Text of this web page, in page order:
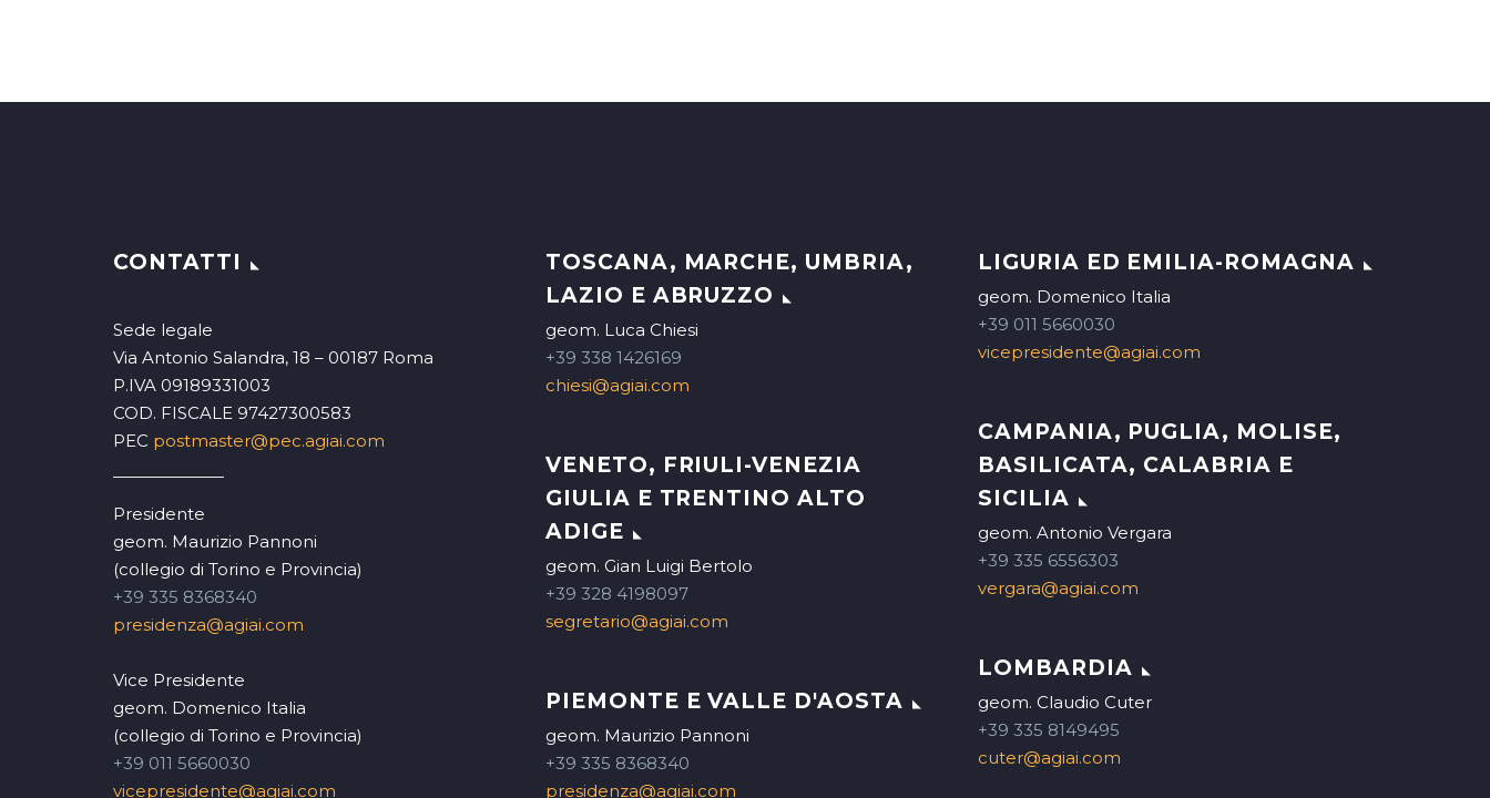
CONTATTI
Sede legale
Via Antonio Salandra, 18 – 00187 Roma
P.IVA 09189331003
COD. FISCALE 97427300583
PEC postmaster@pec.agiai.com
Presidente
geom. Maurizio Pannoni
(collegio di Torino e Provincia)
+39 335 8368340
presidenza@agiai.com
Vice Presidente
geom. Domenico Italia
(collegio di Torino e Provincia)
+39 011 5660030
vicepresidente@agiai.com
TOSCANA, MARCHE, UMBRIA,
LAZIO E ABRUZZO
geom. Luca Chiesi
+39 338 1426169
chiesi@agiai.com
VENETO, FRIULI-VENEZIA
GIULIA E TRENTINO ALTO
ADIGE
geom. Gian Luigi Bertolo
+39 328 4198097
segretario@agiai.com
PIEMONTE E VALLE D'AOSTA
geom. Maurizio Pannoni
+39 335 8368340
presidenza@agiai.com
LIGURIA ED EMILIA-ROMAGNA
geom. Domenico Italia
+39 011 5660030
vicepresidente@agiai.com
CAMPANIA, PUGLIA, MOLISE,
BASILICATA, CALABRIA E
SICILIA
geom. Antonio Vergara
+39 335 6556303
vergara@agiai.com
LOMBARDIA
geom. Claudio Cuter
+39 335 8149495
cuter@agiai.com